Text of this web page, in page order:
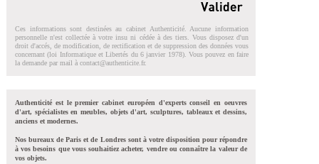
Ces informations sont destinées au cabinet Authenticité. Aucune information
personnelle n'est collectée à votre insu ni cédée à des tiers. Vous disposez d'un
droit d'accés, de modification, de rectification et de suppression des données vous
concernant (loi Informatique et Libertés du 6 janvier 1978). Vous pouvez en faire
la demande par mail à contact@authenticite.fr.
Authenticité est le premier cabinet européen d'experts conseil en oeuvres
d'art, spécialistes en meubles, objets d'art, sculptures, tableaux et dessins,
anciens et modernes.
Nos bureaux de Paris et de Londres sont à votre disposition pour répondre
à vos besoins que vous souhaitiez acheter, vendre ou connaître la valeur de
vos objets.